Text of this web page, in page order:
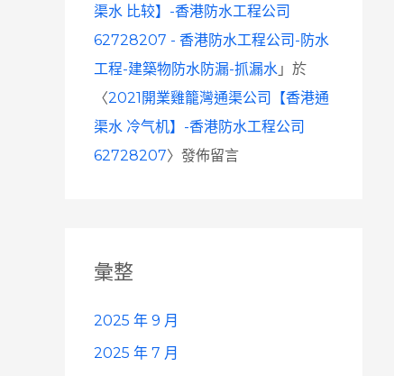
渠水 比较】-香港防水工程公司
62728207 - 香港防水工程公司-防水
工程-建築物防水防漏-抓漏水 」於
〈2021開業雞籠灣通渠公司【香港通
渠水 冷气机】-香港防水工程公司
62728207〉發佈留言
彙整
2025 年 9 月
2025 年 7 月